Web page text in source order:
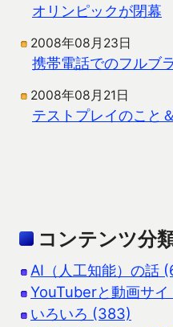
オリンピックが閉幕
2008年08月23日
携帯電話でのフルブ
2008年08月21日
テストプレイのこと
コンテンツ分
AI（人工知能）の話
YouTuberと動画サ
いろいろ (383)